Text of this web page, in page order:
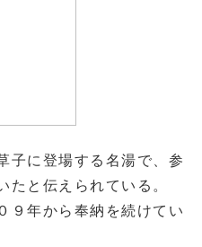
子に登場する名湯で、参
と伝えられている。
９年から奉納を続けてい